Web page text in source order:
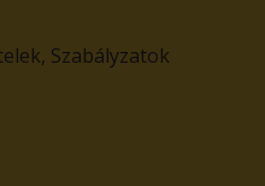
Szabályzatok